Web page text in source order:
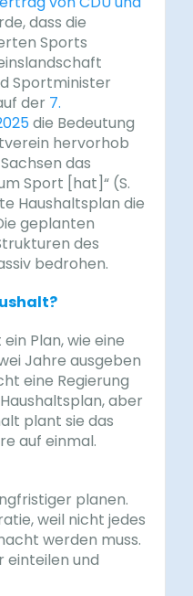
dass die
Sports
Sportminister
der 7.
die Bedeutung
hervorhob
das
Sport [hat]“ (S.
Haushaltsplan die
geplanten
des
bedrohen.
ein Plan, wie eine
Jahre ausgeben
eine Regierung
aber
plant sie das
auf einmal.
planen.
weil nicht jedes
werden muss.
einteilen und